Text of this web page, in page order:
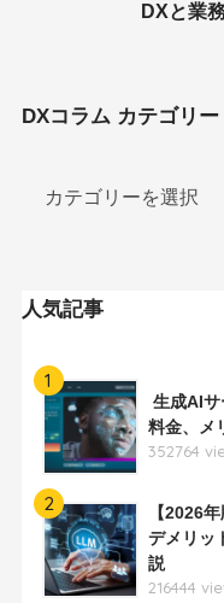
DXと業
DXコラム カテゴリー
人気記事
1
生成AI
料金、メ
352764
2
【2026
デメリッ
説
216444